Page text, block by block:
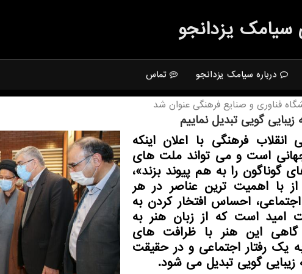
یزدانجو
درباره سیامک یزدانجو تماس
فناوری و صنایع فرهنگی عنوان شد
زیبایی گویی تبدیل نماییم
انقلاب فرهنگی با اعلان اینکه
است و می تواند ملت های
گوناگون را به هم پیوند بزند»،
با اهمیت ترین عناصر در هر
احساس افتخار کردن به
امید است که از زبان هنر به
این هنر با ظرافت های
یک رفتار اجتماعی و در حقیقت
زیبایی گویی تبدیل می شود.